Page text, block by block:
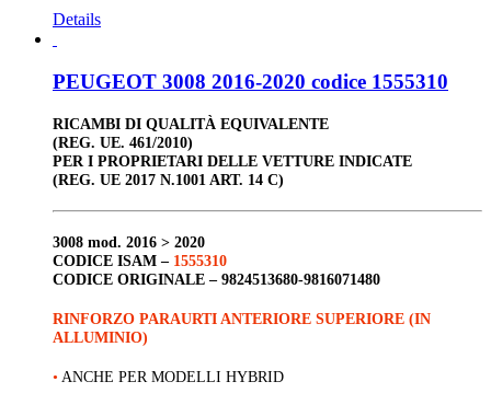
Details
PEUGEOT 3008 2016-2020 codice 1555310
RICAMBI DI QUALITÀ EQUIVALENTE
(REG. UE. 461/2010)
PER I PROPRIETARI DELLE VETTURE INDICATE
(REG. UE 2017 N.1001 ART. 14 C)
3008 mod. 2016 > 2020
CODICE ISAM – 1555310
CODICE ORIGINALE – 9824513680-9816071480
RINFORZO PARAURTI ANTERIORE SUPERIORE (IN
ALLUMINIO)
• ANCHE PER MODELLI HYBRID